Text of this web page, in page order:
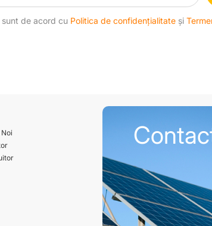
de acord cu Politica de confidențialitate și